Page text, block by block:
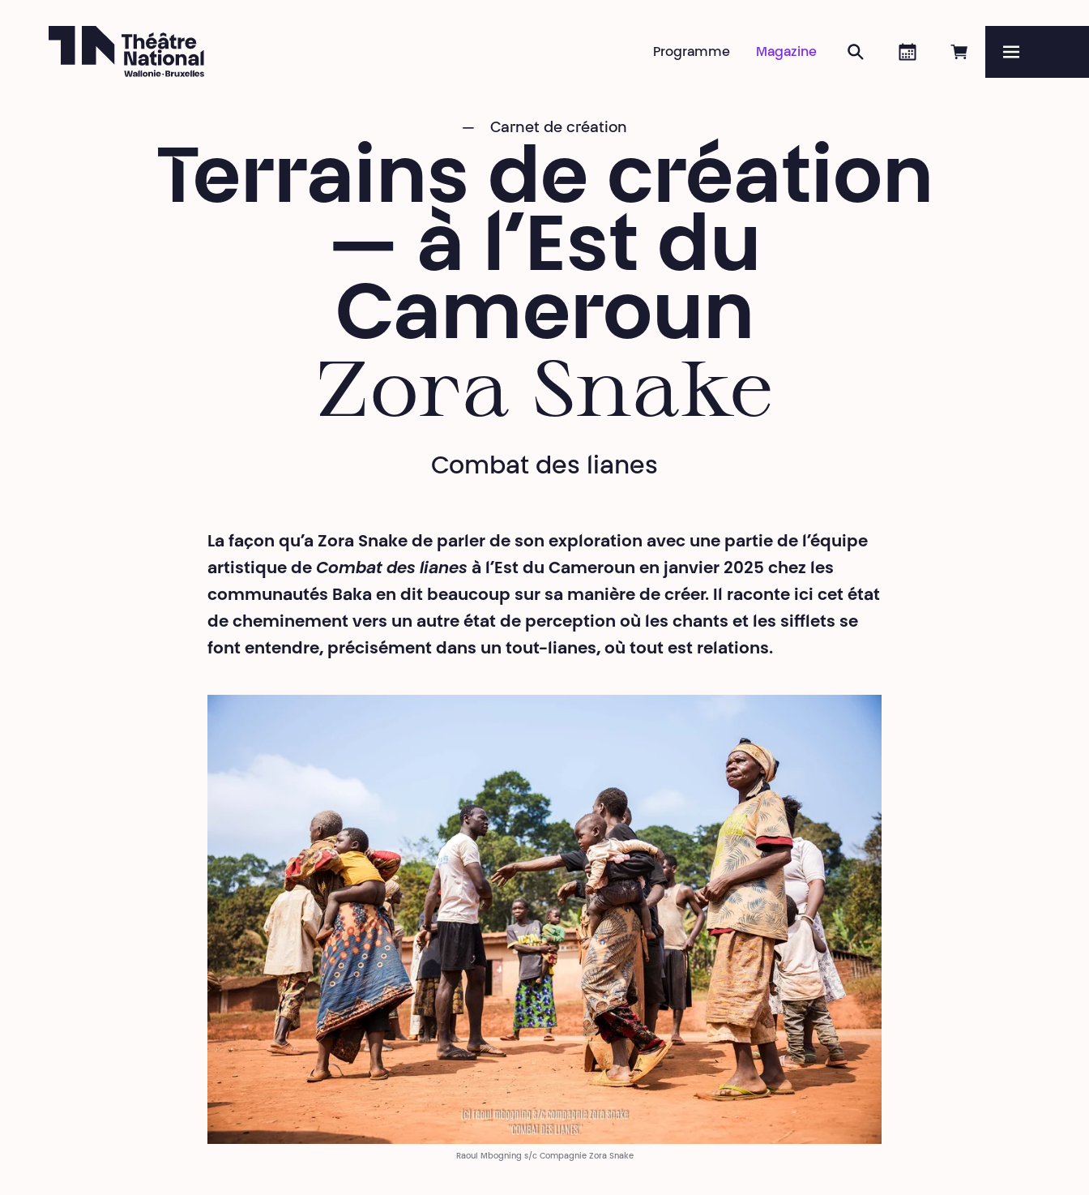
Réserver en ligne
Agenda
Rechercher
Magazine
Programme
Carnet de création
Terrains de création
— à l’Est du
Cameroun
Zora Snake
Combat des lianes
La façon qu’a Zora Snake de parler de son exploration avec une partie de l’équipe
artistique de Combat des lianes à l’Est du Cameroun en janvier 2025 chez les
communautés Baka en dit beaucoup sur sa manière de créer. Il raconte ici cet état
de cheminement vers un autre état de perception où les chants et les sifflets se
font entendre, précisément dans un tout-lianes, où tout est relations.
Raoul Mbogning s/c Compagnie Zora Snake